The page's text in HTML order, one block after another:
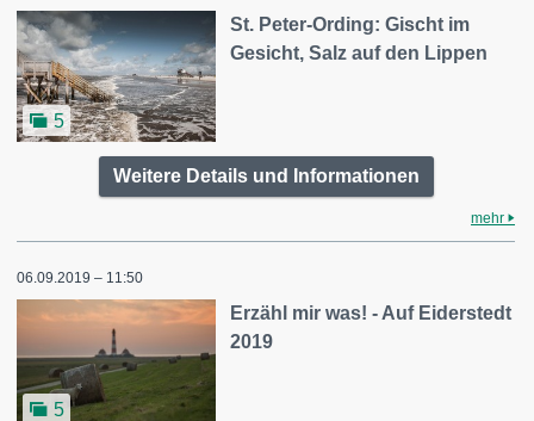
5
St. Peter-Ording: Gischt im
Gesicht, Salz auf den Lippen
Weitere Details und Informationen
mehr
06.09.2019 – 11:50
5
Erzähl mir was! - Auf Eiderstedt
2019